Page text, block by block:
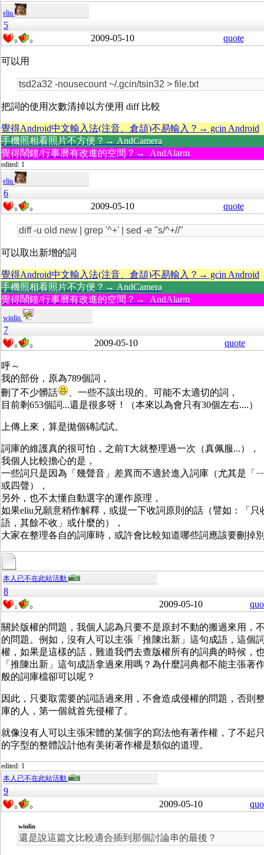
eliu
5
0 0 2009-05-10 quote
可以用
tsd2a32 -nousecount ~/.gcin/tsin32 > file.txt
把詞的使用次數清掉以方便用 diff 比較
覺得Android中文輸入法(注音、倉頡)不易輸入？→ gcin Android
手機照相看照片不方便？→ AndCamera
覺得鬧鐘/行事曆有改進的空間？→ AndAlarm
edited: 1
eliu
6
0 0 2009-05-10 quote
diff -u old new | grep '^+' | sed -e "s/^+//"
可以取出新增的詞
覺得Android中文輸入法(注音、倉頡)不易輸入？→ gcin Android
手機照相看照片不方便？→ AndCamera
覺得鬧鐘/行事曆有改進的空間？→ AndAlarm
winlin
7
0 0 2009-05-10 quote
呼～
我的部份，原為789個詞，
刪了不少髒話
、一些不該出現的、可能不太適切的詞，
目前剩653個詞...還是很多呀！（本來以為會只有30個左右....）
上傳上來，算是拋個磚試試。
詞庫的維護真的很可怕，之前T大就整理過一次（真佩服...），
我個人比較擔心的是，
一些詞只是因為「幾聲音」差異而不適於進入詞庫（尤其是「
或四聲），
另外，也不太懂自動選字的運作原理，
如果eliu兄願意稍作解釋，或提一下收詞原則的話（譬如：「只
語，其餘不收」或什麼的），
大家在整理各自的詞庫時，或許會比較知道哪些詞應該要刪掉
本人已不在此站活動
8
1 0 2009-05-10
關於版權的問題，我個人認為只要不是原封不動的搬過來用，
的問題。例如，沒有人可以主張「推陳出新」這句成語，這個
權，如果是這樣的話，難道我們去查版權所有的詞典的時候，
「推陳出新」這句成語拿過來用嗎？為什麼詞典都不能主張著
般的詞庫檔卻可以呢？
因此，只要取需要的詞語過來用，不會造成侵權的問題，否則
庫的人，第一個就首先侵權了。
就像沒有人可以主張宋體的某個字的寫法他有著作權，了不起
的字型的整體設計他有美術著作權是類似的道理。
edited: 1
本人已不在此站活動
9
0 0 2009-05-10
winlin
還是說這篇文比較適合插到那個討論串的最後？